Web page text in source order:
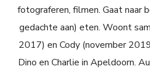
fotograferen, filmen. Gaat naar
gedachte aan) eten. Woont
2017) en Cody (november
Dino en Charlie in Apeldoorn.